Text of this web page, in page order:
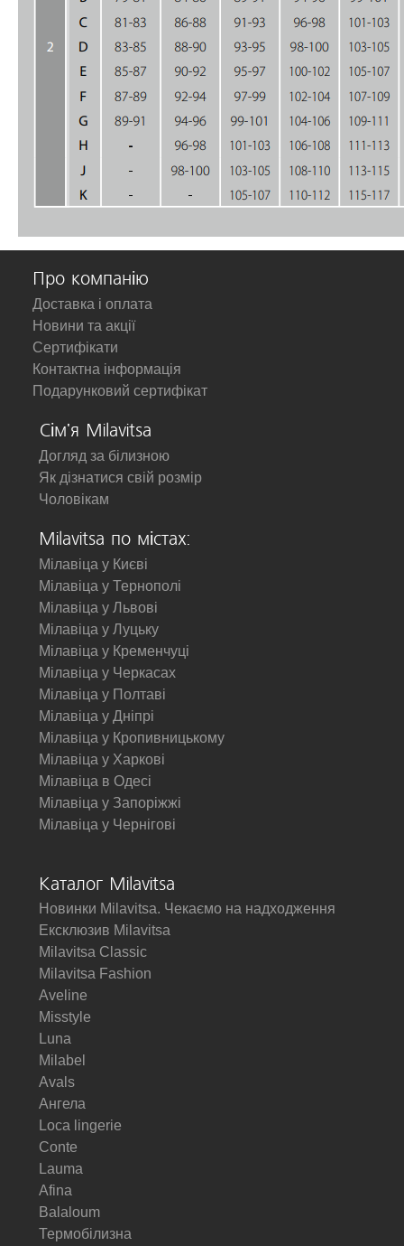
Про компанію
Доставка і оплата
Новини та акції
Сертифікати
Контактна інформація
Подарунковий сертифікат
Сім'я Milavitsa
Догляд за білизною
Як дізнатися свій розмір
Чоловікам
Milavitsa по містах:
Мілавіца у Києві
Мілавіца у Тернополі
Мілавіца у Львові
Мілавіца у Луцьку
Мілавіца у Кременчуці
Мілавіца у Черкасах
Мілавіца у Полтаві
Мілавіца у Дніпрі
Мілавіца у Кропивницькому
Мілавіца у Харкові
Мілавіца в Одесі
Мілавіца у Запоріжжі
Мілавіца у Чернігові
Каталог Milavitsa
Новинки Milavitsa. Чекаємо на надходження
Ексклюзив Milavitsa
Milavitsa Classic
Milavitsa Fashion
Aveline
Misstyle
Luna
Milabel
Avals
Ангела
Loca lingerie
Conte
Lauma
Afina
Balaloum
Термобілизна